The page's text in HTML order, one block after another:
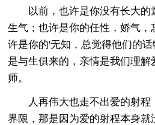
以前，也许是你没有长大的
生气；也许是你的任性，娇气
许是你的'无知，总觉得他们的
是与生俱来的，亲情是我们理
师。
人再伟大也走不出爱的射程
界限，那是因为爱的射程本身